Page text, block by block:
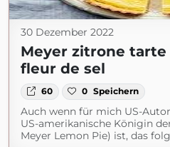
30 Dezember 2022
Meyer zitrone
fleur de sel
60 0 Speichern
Auch wenn für mich US-
US-amerikanische Königin
Meyer Lemon Pie) ist, das